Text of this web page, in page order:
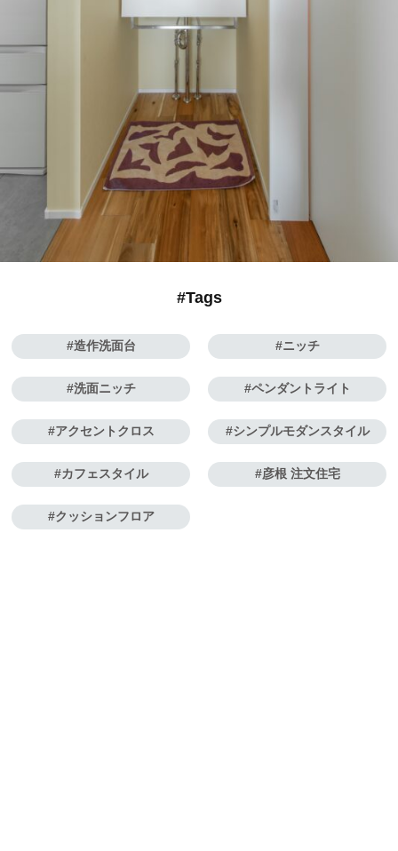
#Tags
造作洗面台 ニッチ
洗面ニッチ ペンダントライト
アクセントクロス シンプルモダンスタイル
カフェスタイル 彦根 注文住宅
クッションフロア